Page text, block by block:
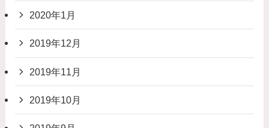
2020年1月
2019年12月
2019年11月
2019年10月